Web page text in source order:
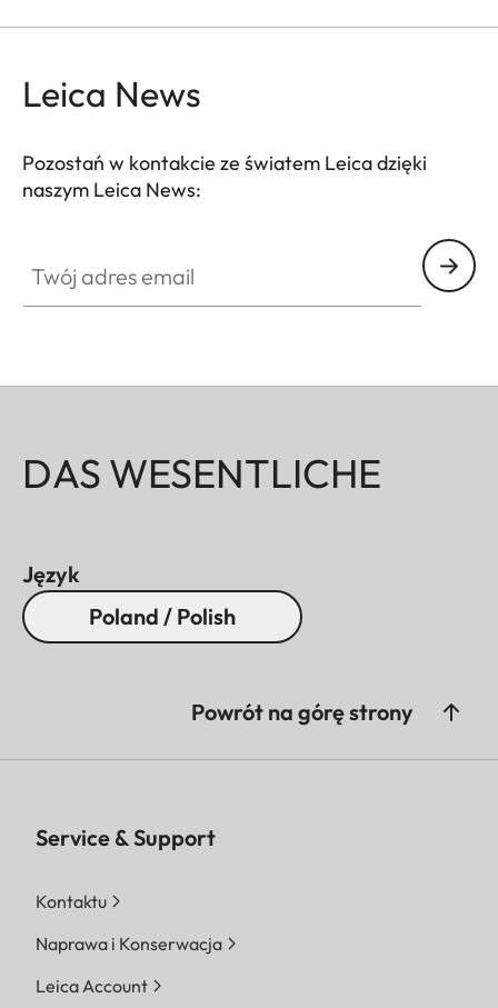
Leica News
Pozostań w kontakcie ze światem Leica dzięki
naszym Leica News:
DAS WESENTLICHE
Język
Poland / Polish
Powrót na górę strony
Service & Support
Kontaktu
Naprawa i Konserwacja
Leica Account